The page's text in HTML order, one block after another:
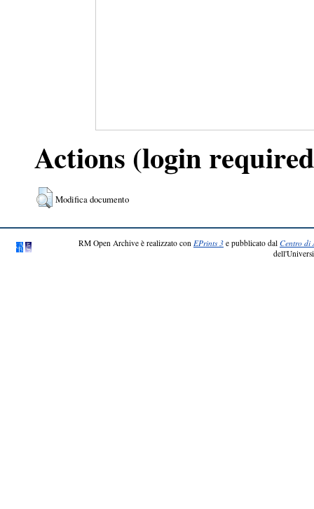
Actions (login
Modifica documento
RM Open Archive è realizzato con EPrints 3 e pubblicato dal Centro di